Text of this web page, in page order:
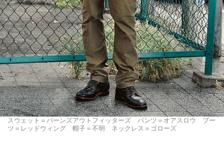
スウェット＝バーンズアウトフィッターズ パンツ＝オアスロウ ブー
ツ＝レッドウィング 帽子＝不明 ネックレス＝ゴローズ